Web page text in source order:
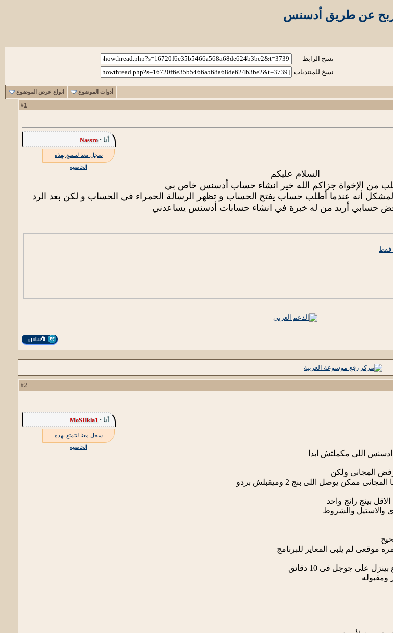
عن طريق أدسنس
نسخ الرابط
نسخ للمنتديات
أدوات الموضوع انواع عرض الموضوع
1
أنا :Nassro
سجل معنا لتتمتع بهذه
الخاصية
السلام عليكم
من الإخواة جزاكم الله خير انشاء حساب أدسنس خاص بي
أنه عندما أطلب حساب يفتح الحساب و تظهر الرسالة الحمراء في الحساب و لكن بعد الرد
رفض حسابي أريد من له خبرة في انشاء حسابات أدسنس يساعدني
فقط
2
أنا : MoSHkla1
سجل معنا لتتمتع بهذه
الخاصية
اللى مكملتش ابدا
المجانى ولكن
ممكن يوصل اللى بنج 2 وميقبلش بردو
بينج رانج واحد
والاستيل والشروط
موقعى لم يلبى المعاير للبرنامج
على جوجل فى 10 دقائق